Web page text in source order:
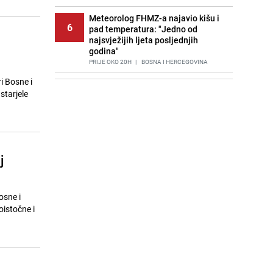
Bosne i
i
i
6
Meteorolog FHMZ-a najavio kišu i
pad temperatura: "Jedno od
najsvježijih ljeta posljednjih
godina"
PRIJE OKO 20H | BOSNA I HERCEGOVINA